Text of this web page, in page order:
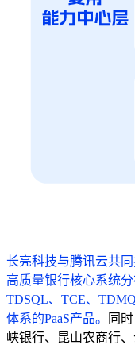
长亮科技与腾讯云共
高质量银行核心系统
TDSQL、TCE、
体系的PaaS产品。
同
峡银行、昆山农商行